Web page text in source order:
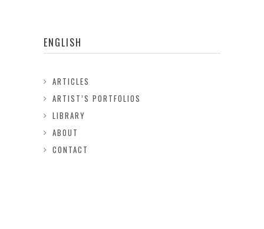
ENGLISH
ARTICLES
ARTIST’S PORTFOLIOS
LIBRARY
ABOUT
CONTACT